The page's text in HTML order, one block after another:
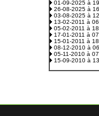
01-09-2025 à
26-08-2025 à
03-08-2025 à
13-02-2011 à
05-02-2011 à
17-01-2011 à
15-01-2011 à
08-12-2010 à
05-11-2010 à
15-09-2010 à